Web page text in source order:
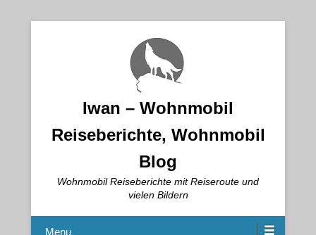
Iwan – Wohnmobil
Reiseberichte, Wohnmobil
Blog
Wohnmobil Reiseberichte mit Reiseroute und
vielen Bildern
Menu